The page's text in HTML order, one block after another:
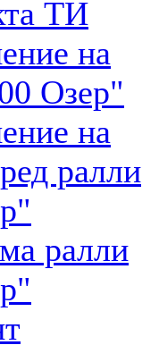
ТИ
на
Озер"
на
ралли
ралли